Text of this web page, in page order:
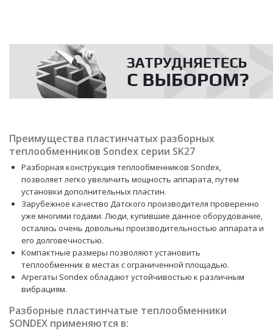
Преимущества пластинчатых разборных
теплообменников Sondex серии SK27
Разборная конструкция теплообменников Sondex,
позволяет легко увеличить мощность аппарата, путем
установки дополнительных пластин.
Зарубежное качество Датского производителя проверенно
уже многими годами. Люди, купившие данное оборудование,
остались очень довольны производительностью аппарата и
его долговечностью.
Компактные размеры позволяют установить
теплообменник в местах с ограниченной площадью.
Агрегаты Sondex обладают устойчивостью к различным
вибрациям.
Разборные пластинчатые теплообменники
SONDEX применяются в: